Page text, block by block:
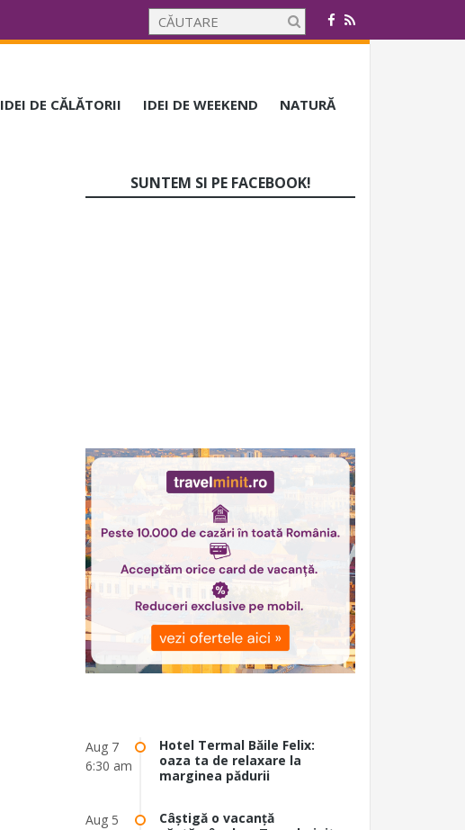
IDEI DE CĂLĂTORII IDEI DE WEEKEND NATURĂ
SUNTEM SI PE FACEBOOK!
Aug 7
6:30 am
Hotel Termal Băile Felix:
oaza ta de relaxare la
marginea pădurii
Aug 5
Câștigă o vacanță